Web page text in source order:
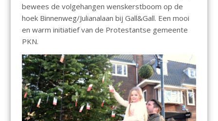
bewees de volgehangen wenskerstboom op de
hoek Binnenweg/Julianalaan bij Gall&Gall. Een mooi
en warm initiatief van de Protestantse gemeente
PKN.